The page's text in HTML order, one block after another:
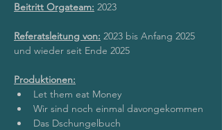
Beitritt Orgateam: 2023
Referatsleitung von: 2023 bis Anfang 2025
und wieder seit Ende 2025
Produktionen:
Let them eat Money
Wir sind noch einmal davongekommen
Das Dschungelbuch